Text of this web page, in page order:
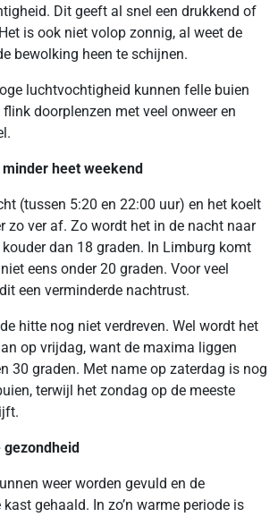
Dit geeft al snel een drukkend of
is ook niet volop zonnig, al weet de
bewolking heen te schijnen.
luchtvochtigheid kunnen felle buien
doorplenzen met veel onweer en
heet weekend
(tussen 5:20 en 22:00 uur) en het koelt
zo ver af. Zo wordt het in de nacht naar
dan 18 graden. In Limburg komt
eens onder 20 graden. Voor veel
een verminderde nachtrust.
hitte nog niet verdreven. Wel wordt het
op vrijdag, want de maxima liggen
30 graden. Met name op zaterdag is nog
terwijl het zondag op de meeste
gezondheid
weer worden gevuld en de
gehaald. In zo’n warme periode is